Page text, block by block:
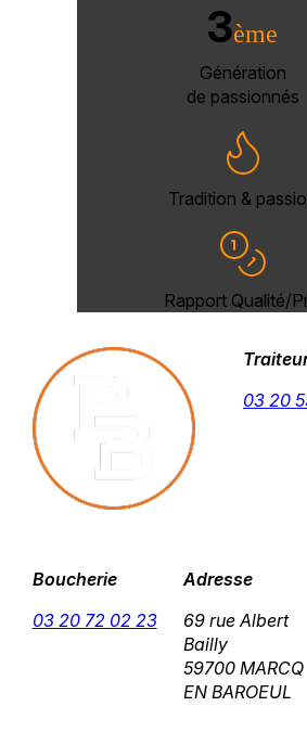
3ème
Génération
de passionnés
Tradition &
Rapport Qualité/
03 20
Boucherie
03 20 72 02 23
Adresse
69 rue Albert
Bailly
59700 MARCQ
EN BAROEUL